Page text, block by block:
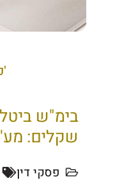
בימ"ש
שקלים:
פסקי דין